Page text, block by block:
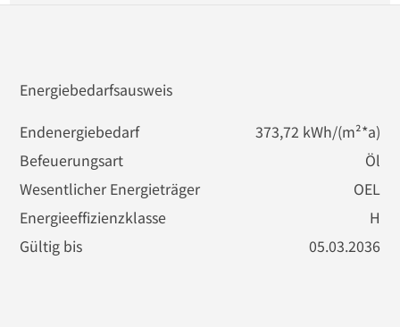
Energiebedarfsausweis
Endenergiebedarf
373,72 kWh/(m²*a)
Befeuerungsart
Öl
Wesentlicher Energieträger
OEL
Energieeffizienzklasse
H
Gültig bis
05.03.2036